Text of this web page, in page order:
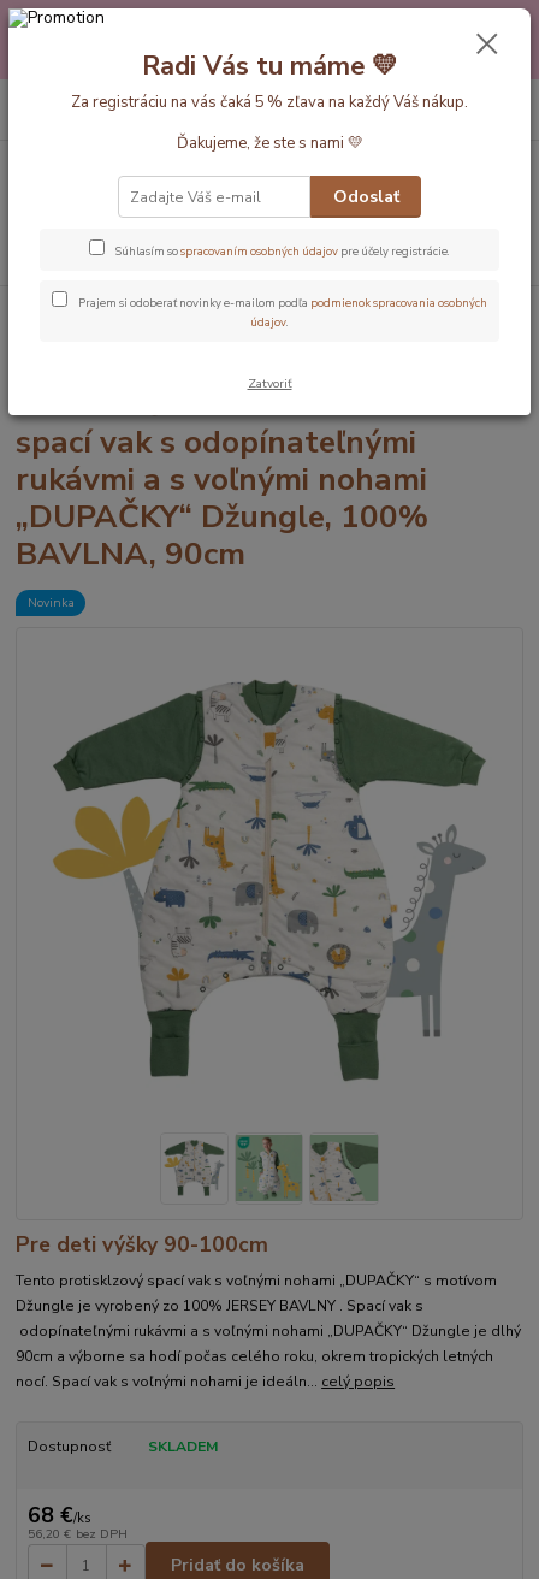
Máte nejakú otázku alebo váhate s výberom? Neváhajte a zavolajte
pokojne aj večer alebo cez víkend. Sme tu pre Vás.💛 Petra a babička
Monička
EUR
Hľadať
+420 777 610 855
Dĺžka vaku 90cm
CELOROČNÝ PROTISKLZOVÝ spací vak s
odopínateľnými rukávmi a s voľnými nohami „DUPAČKY“ Džungle, 100%
CELOROČNÝ PROTISKLZOVÝ
spací vak s odopínateľnými
rukávmi a s voľnými nohami
„DUPAČKY“ Džungle, 100%
BAVLNA, 90cm
Novinka
Pre deti výšky 90-100cm
Tento protisklzový spací vak s voľnými nohami „DUPAČKY“ s motívom
Džungle je vyrobený zo 100% JERSEY BAVLNY . Spací vak s
odopínateľnými rukávmi a s voľnými nohami „DUPAČKY“ Džungle je dlhý
90cm a výborne sa hodí počas celého roku, okrem tropických letných
nocí. Spací vak s voľnými nohami je ideáln... celý popis
Dostupnosť SKLADEM
68 €/ks
56,20 € bez DPH
Pridať do košíka
Radi Vás tu máme 💛
Za registráciu na vás čaká 5 % zľava na každý Váš nákup.
Ďakujeme, že ste s nami 💛
Odoslať
Súhlasím sospracovaním osobných údajov pre účely registrácie.
Prajem si odoberať novinky e-mailom podľa podmienok spracovania osobných
údajov.
Zatvoriť